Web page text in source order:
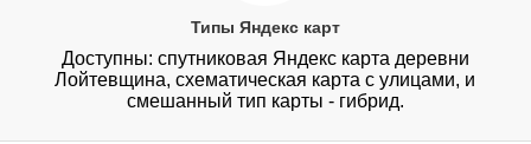
Типы Яндекс карт
Доступны: спутниковая Яндекс карта деревни
Лойтевщина, схематическая карта с улицами, и
смешанный тип карты - гибрид.